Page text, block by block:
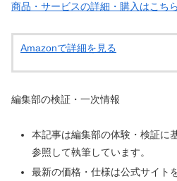
商品・サービスの詳細・購入はこちら
Amazonで詳細を見る
編集部の検証・一次情報
本記事は編集部の体験・検証に
参照して執筆しています。
最新の価格・仕様は公式サイト